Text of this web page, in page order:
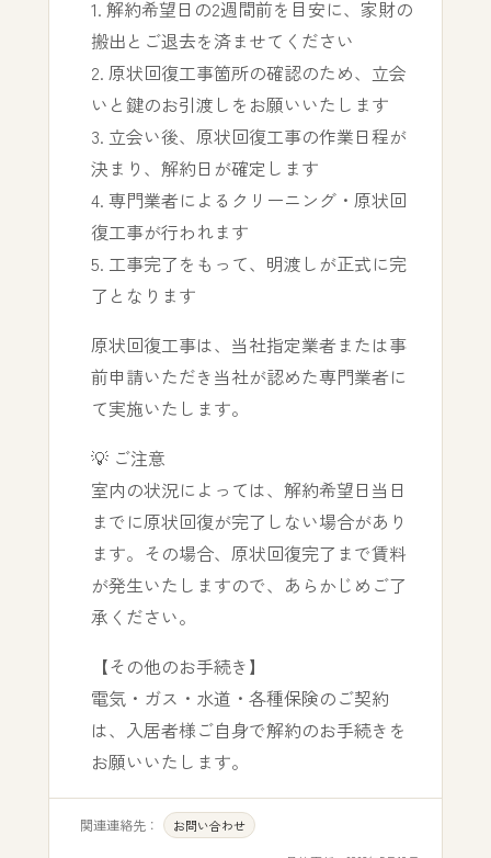
1. 解約希望日の2週間前を目安に、家財の
搬出とご退去を済ませてください
2. 原状回復工事箇所の確認のため、立会
いと鍵のお引渡しをお願いいたします
3. 立会い後、原状回復工事の作業日程が
決まり、解約日が確定します
4. 専門業者によるクリーニング・原状回
復工事が行われます
5. 工事完了をもって、明渡しが正式に完
了となります
原状回復工事は、当社指定業者または事
前申請いただき当社が認めた専門業者に
て実施いたします。
💡 ご注意
室内の状況によっては、解約希望日当日
までに原状回復が完了しない場合があり
ます。その場合、原状回復完了まで賃料
が発生いたしますので、あらかじめご了
承ください。
【その他のお手続き】
電気・ガス・水道・各種保険のご契約
は、入居者様ご自身で解約のお手続きを
お願いいたします。
関連連絡先： お問い合わせ